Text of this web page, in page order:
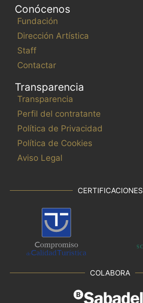
Conócenos
Fundación
Dirección Artística
Staff
Contactar
Transparencia
Transparencia
Perfil del contratante
Política de Privacidad
Política de Cookies
Aviso Legal
CERTIFICACIONES
COLABORA